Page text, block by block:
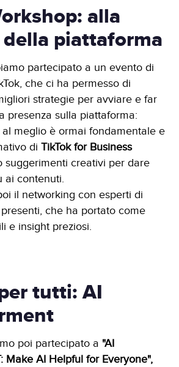
alla
piattaforma
partecipato a un evento di
che ci ha permesso di
strategie per avviare e far
presenza sulla piattaforma:
meglio è ormai fondamentale e
diTikTok for Business
suggerimenti creativi per dare
ai contenuti.
il networking con esperti di
che ha portato come
e insight preziosi.
tutti: AI
poi partecipato a "AI
Make AI Helpful for Everyone",